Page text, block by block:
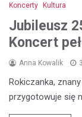
Koncerty Kultura
Jubileusz
Koncert
Anna Kowalik
Rokiczanka,
przygotowuje się